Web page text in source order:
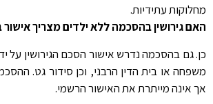
מחלוקות עתידיות.
האם גירושין בהסכמה ללא ילדים מצריך
כן. גם בהסכמה נדרש אישור הסכם הגירושין על
משפחה או בית הדין הרבני, וכן סידור גט.
אך אינה מייתרת את האישור הרשמי.